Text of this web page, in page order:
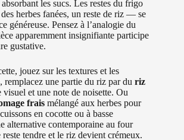
les sucs. Les restes du frigo
herbes fanées, un reste de riz — se
généreuse. Pensez à l’analogie du
apparemment insignifiante participe
gustative.
jouez sur les textures et les
remplacez une partie du riz par du riz
visuel et une note de noisette. Ou
frais mélangé aux herbes pour
en cocotte ou à basse
alternative contemporaine au four
tendre et le riz devient crémeux.